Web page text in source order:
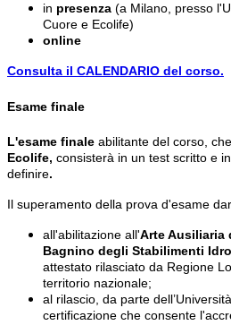
in presenza (a Milano, presso
Cuore e Ecolife)
online
Consulta il CALENDARIO del corso.
Esame finale
L'esame finale abilitante del corso,
Ecolife, consisterà in un test scritto e
definire.
Il superamento della prova d'esame
all'abilitazione all'Arte Ausiliaria
Bagnino degli Stabilimenti
attestato rilasciato da Regione
territorio nazionale;
al rilascio, da parte
certificazione che consente